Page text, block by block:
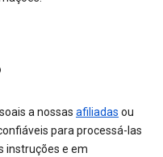
a nossas afiliadas ou
para processá-las
instruções e em